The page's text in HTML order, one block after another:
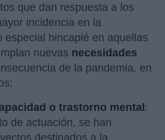
que dan respuesta a los
incidencia en la
especial hincapié en aquellas
nuevas necesidades
de la pandemia, en
o trastorno mental:
de actuación, se han
destinados a la